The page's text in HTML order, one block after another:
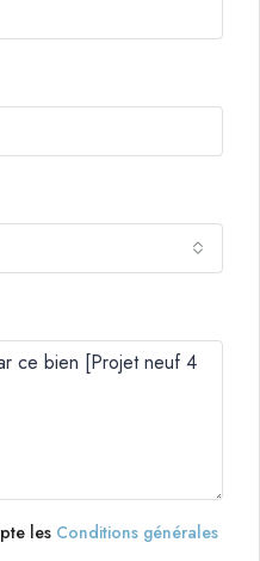
les Conditions générales